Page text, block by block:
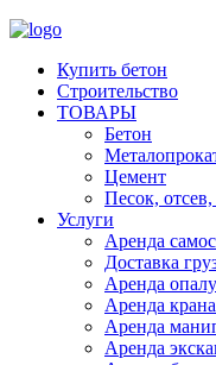
Купить бетон
Строительство
ТОВАРЫ
Бетон
Цемент
Песок,
Услуги
Аренда
Доставка
Аренда
Аренда
Аренда
Аренда